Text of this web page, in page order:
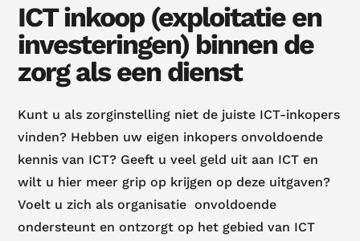
ICT inkoop (exploitatie en
investeringen) binnen de
zorg als een dienst
Kunt u als zorginstelling niet de juiste ICT-inkopers
vinden? Hebben uw eigen inkopers onvoldoende
kennis van ICT? Geeft u veel geld uit aan ICT en
wilt u hier meer grip op krijgen op deze uitgaven?
Voelt u zich als organisatie onvoldoende
ondersteunt en ontzorgt op het gebied van ICT